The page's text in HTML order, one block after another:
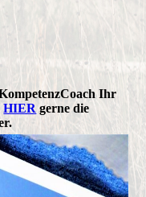
Ihr
HIER gerne die